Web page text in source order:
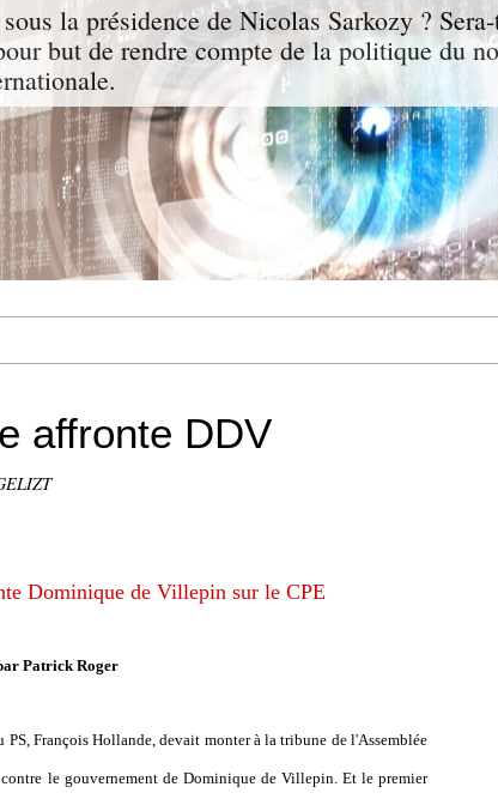
la présidence de Nicolas Sarkozy ?
but de rendre compte de la politique du
affronte DDV
Dominique de Villepin sur le CPE
Patrick Roger
François Hollande, devait monter à la tribune de l'Assemblée
le gouvernement de Dominique de Villepin. Et le premier